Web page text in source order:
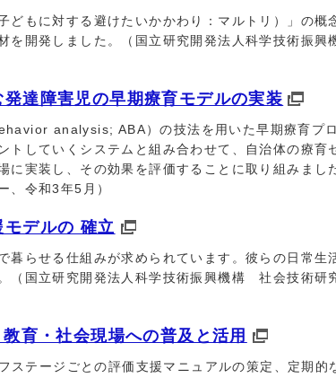
もに対する避けたいかかわり：マルトリ）」の概
を開発しました。（国立研究開発法人科学技術振
達障害児の早期療育モデルの実装
analysis; ABA）の技法を用いた早期療育プ
していくシステムと組み合わせて、自治体の療育
実装し、その効果を評価することに取り組みまし
、令和3年5月）
デルの 確立
らせる仕組みが求められています。彼らの日常生
（国立研究開発法人科学技術振興機構 社会技術研
育・社会現場への普及と活用
テージごとの評価支援マニュアルの策定、定期的